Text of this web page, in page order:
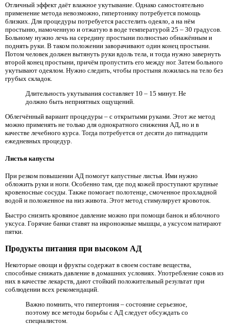
Отличный эффект даёт влажное укутывание. Однако самостоятельно
применение метода невозможно, гипертонику потребуется помощь
близких. Для процедуры потребуется расстелить одеяло, а на нём
простыню, намоченную и отжатую в воде температурой 25 – 30 градусов.
Больному нужно лечь на середину простыни полностью обнажённым и
поднять руки. В таком положении заворачивают один конец простыни.
Потом человек должен вытянуть руки вдоль тела, и тогда нужно завернуть
второй конец простыни, причём пропустить его между ног. Затем больного
укутывают одеялом. Нужно следить, чтобы простыня ложилась на тело без
грубых складок.
Длительность укутывания составляет 10 – 15 минут. Не
должно быть неприятных ощущений.
Облегчённый вариант процедуры – с открытыми руками. Этот же метод
можно применять не только для однократного снижения АД, но и в
качестве лечебного курса. Тогда потребуется от десяти до пятнадцати
ежедневных процедур.
Листья капусты
При резком повышении АД помогут капустные листья. Ими нужно
обложить руки и ноги. Особенно там, где под кожей проступают крупные
кровеносные сосуды. Также помогает полотенце, смоченное прохладной
водой и положенное на низ живота. Этот метод стимулирует кровоток.
Быстро снизить кровяное давление можно при помощи банок и яблочного
уксуса. Горячие банки ставят на икроножные мышцы, а уксусом натирают
пятки.
Продукты питания при высоком АД
Некоторые овощи и фрукты содержат в своем составе вещества,
способные снижать давление в домашних условиях. Употребление соков из
них в качестве лекарств, дают стойкий положительный результат при
соблюдении всех рекомендаций.
Важно помнить, что гипертония – состояние серьезное,
поэтому все методы борьбы с АД следует обсуждать со
специалистом.